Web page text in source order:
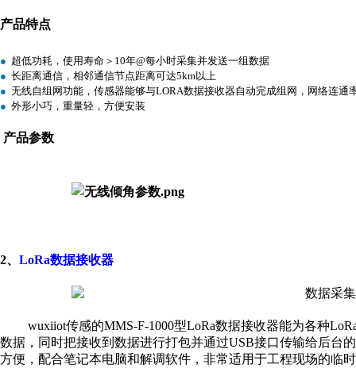
产品特点
● 超低功耗 ， 使用寿命 ＞10年@每小时采集并发送一组数据
● 长距离通信，相邻通信节点距离可达5km以上
● 无线自组网功能，传感器能够与LORA数据接收器自动完成组网，网络连通
● 外形小巧，重量轻，方便安装
产品参数
2、 LoRa数据接收器
wuxiiot传感的MMS-F-1000型LoRa数据接收器能为各种
数据，同时把接收到数据进行打包并通过USB接口传输给后台
方便，配合笔记本电脑和解调软件，非常适用于工程现场的临